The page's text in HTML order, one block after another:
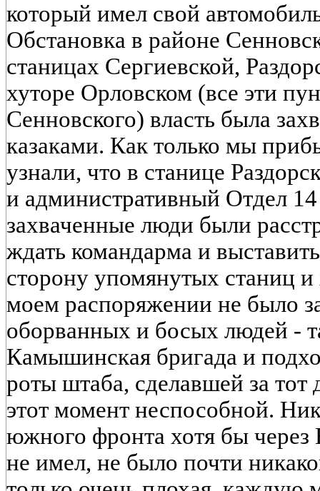
который имел свой
Обстановка в районе
станицах Сергиевской,
хуторе Орловском (все эти
Сенновского) власть была
казаками. Как только мы
узнали, что в станице
и административный Отдел
захваченные люди были
ждать командарма и
сторону упомянутых станиц
моем распоряжении не было
оборванных и босых людей -
Камышинская бригада и
роты штаба, сделавшей за тот
этот момент неспособной.
южного фронта хотя бы через
не имел, не было почти